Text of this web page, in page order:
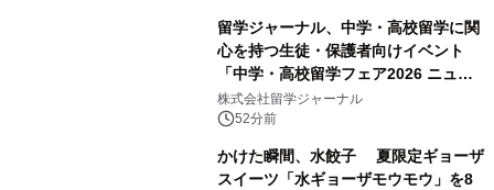
留学ジャーナル、中学・高校留学に関
心を持つ生徒・保護者向けイベント
「中学・高校留学フェア2026 ニュー
ジーランド＆オーストラリア」を
9/12(土)に開催
株式会社留学ジャーナル
52分前
かけた瞬間、水餃子 夏限定ギョーザ
スイーツ「水ギョーザモウモウ」を8